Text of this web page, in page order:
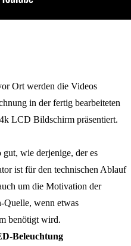
Ort werden die Videos
in der fertig bearbeiteten
LCD Bildschirm präsentiert.
wie derjenige, der es
ist für den technischen Ablauf
um die Motivation der
Quelle, wenn etwas
benötigt wird.
Beleuchtung